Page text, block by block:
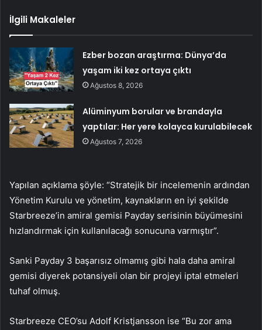
İlgili Makaleler
Ezber bozan araştırma: Dünya’da
yaşam iki kez ortaya çıktı
Ağustos 8, 2026
Alüminyum borular ve brandayla
yaptılar: Her yere kolayca kurulabilecek
Ağustos 7, 2026
Yapılan açıklama şöyle: “Stratejik bir incelemenin ardından
Yönetim Kurulu ve yönetim, kaynakların en iyi şekilde
Starbreeze’in amiral gemisi Payday serisinin büyümesini
hızlandırmak için kullanılacağı sonucuna varmıştır”.
Sanki Payday 3 başarısız olmamış gibi hala daha amiral
gemisi diyerek potansiyeli olan bir projeyi iptal etmeleri
tuhaf olmuş.
Starbreeze CEO’su Adolf Kristjansson ise “Bu zor ama